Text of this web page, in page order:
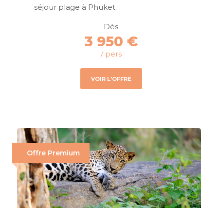
séjour plage à Phuket.
Dès
3 950 €
/ pers
VOIR L'OFFRE
Offre Premium